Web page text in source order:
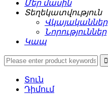
Մեր մասին
Տեղեկատվություն
Վկայականներ
Նորություններ
Կապ
Տուն
Դիմում